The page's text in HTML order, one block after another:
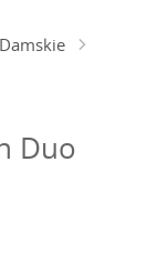
Damskie
Duo